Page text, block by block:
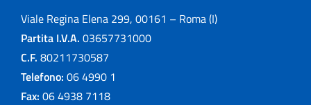
Viale Regina Elena 299, 00161 – Roma (I)
Partita I.V.A. 03657731000
C.F. 80211730587
Telefono: 06 4990 1
Fax: 06 4938 7118